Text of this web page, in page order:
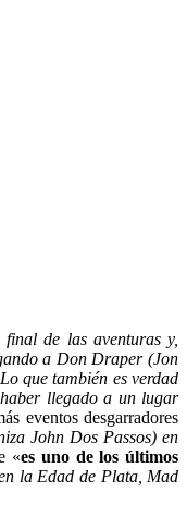
de las aventuras y,
a Don Draper (Jon
que también es verdad
llegado a un lugar
eventos desgarradores
John Dos Passos) en
«es uno de los últimos
la Edad de Plata, Mad